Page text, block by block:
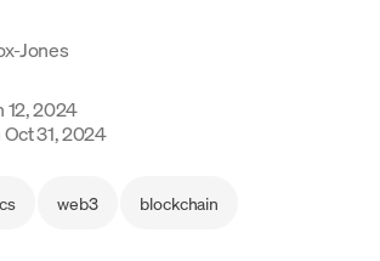
Jones
12, 2024
Oct 31, 2024
web3 blockchain